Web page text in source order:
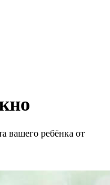
вашего ребёнка от